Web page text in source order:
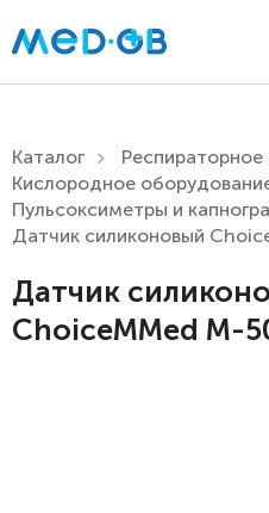
Каталог
Кислородное
Пульсоксиметры и
Датчик силиконовый
Датчик
ChoiceMMed M-